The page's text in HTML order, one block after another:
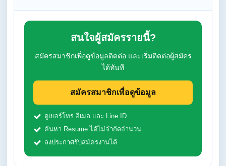
สนใจผู้สมัครรายนี้?
สมัครสมาชิกเพื่อดูข้อมูลติดต่อ และเริ่มติดต่อผู้สมัคร
ได้ทันที
สมัครสมาชิกเพื่อดูข้อมูล
ดูเบอร์โทร อีเมล และ Line ID
ค้นหา Resume ได้ไม่จำกัดจำนวน
ลงประกาศรับสมัครงานได้